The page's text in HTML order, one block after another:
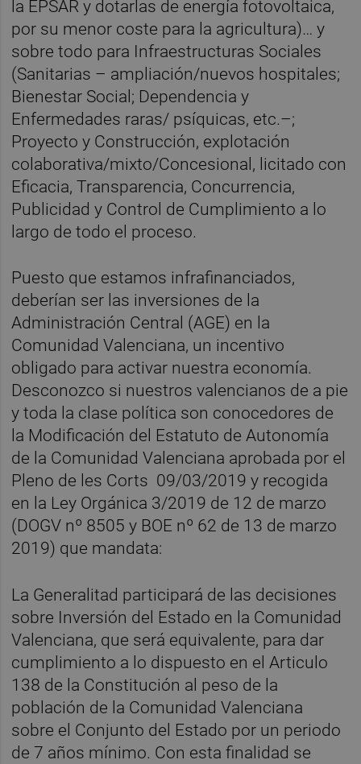
la EPSAR y dotarlas de energía fotovoltaica,
por su menor coste para la agricultura)… y
sobre todo para Infraestructuras Sociales
(Sanitarias – ampliación/nuevos hospitales;
Bienestar Social; Dependencia y
Enfermedades raras/ psíquicas, etc.–;
Proyecto y Construcción, explotación
colaborativa/mixto/Concesional, licitado con
Eficacia, Transparencia, Concurrencia,
Publicidad y Control de Cumplimiento a lo
largo de todo el proceso.
Puesto que estamos infrafinanciados,
deberían ser las inversiones de la
Administración Central (AGE) en la
Comunidad Valenciana, un incentivo
obligado para activar nuestra economía.
Desconozco si nuestros valencianos de a pie
y toda la clase política son conocedores de
la Modificación del Estatuto de Autonomía
de la Comunidad Valenciana aprobada por el
Pleno de les Corts 09/03/2019 y recogida
en la Ley Orgánica 3/2019 de 12 de marzo
(DOGV nº 8505 y BOE nº 62 de 13 de marzo
2019) que mandata:
La Generalitad participará de las decisiones
sobre Inversión del Estado en la Comunidad
Valenciana, que será equivalente, para dar
cumplimiento a lo dispuesto en el Articulo
138 de la Constitución al peso de la
población de la Comunidad Valenciana
sobre el Conjunto del Estado por un periodo
de 7 años mínimo. Con esta finalidad se